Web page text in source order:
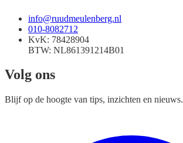
info@ruudmeulenberg.nl
010-8082712
KvK: 78428904
BTW: NL861391214B01
Volg ons
Blijf op de hoogte van tips, inzichten en nieuws.